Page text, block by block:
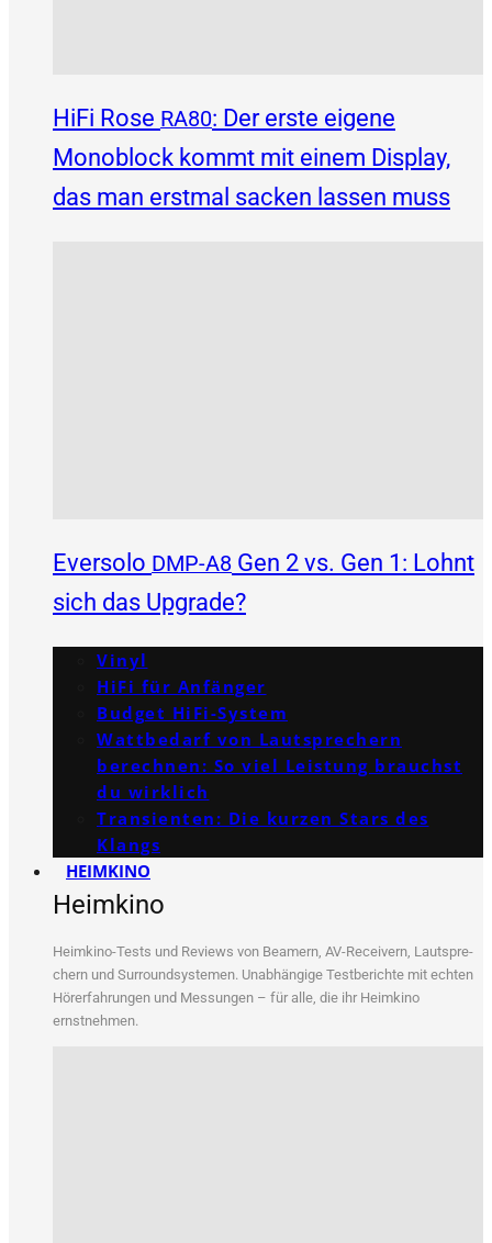
HiFi Rose RA80: Der erste eigene
Monoblock kommt mit einem Display,
das man erstmal sacken lassen muss
Eversolo DMP-A8 Gen 2 vs. Gen 1: Lohnt
sich das Upgrade?
Vinyl
HiFi für Anfänger
Budget HiFi-System
Wattbedarf von Lautsprechern
berechnen: So viel Leistung brauchst
du wirklich
Transienten: Die kurzen Stars des
Klangs
HEIMKINO
Heimkino
Heim­ki­no-Tests und Reviews von Bea­mern, AV-Recei­vern, Laut­spre­
chern und Sur­round­sys­te­men. Unab­hän­gi­ge Test­be­rich­te mit ech­ten
Hör­erfah­run­gen und Mes­sun­gen – für alle, die ihr Heim­ki­no
ernstnehmen.